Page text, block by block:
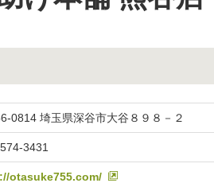
0814 埼玉県深谷市大谷８９８－２
3431
otasuke755.com/